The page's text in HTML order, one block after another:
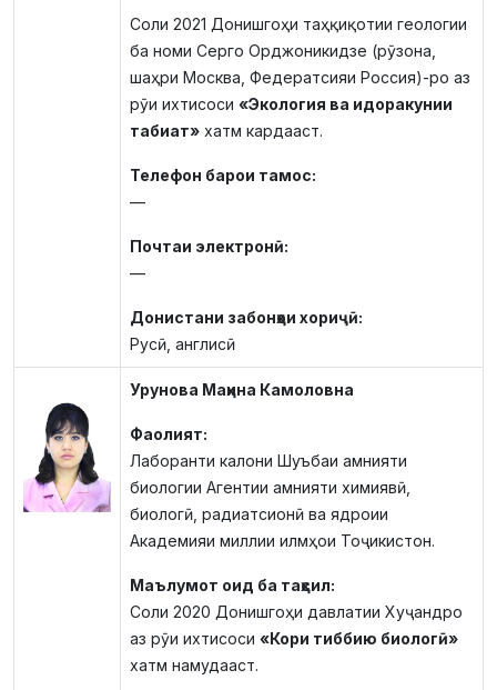
Соли 2021 Донишгоҳи таҳқиқотии геологии
ба номи Серго Орджоникидзе (рӯзона,
шаҳри Москва, Федератсияи Россия)-ро аз
рӯи ихтисоси «Экология ва идоракунии
табиат» хатм кардааст.
Телефон барои тамос:
—
Почтаи электронӣ:
—
Донистани забонҳои хориҷӣ:
Русӣ, англисӣ
Урунова Маҳина Камоловна
Фаолият:
Лаборанти калони Шуъбаи амнияти
биологии Агентии амнияти химиявӣ,
биологӣ, радиатсионӣ ва ядроии
Академияи миллии илмҳои Тоҷикистон.
Маълумот оид ба таҳсил:
Соли 2020 Донишгоҳи давлатии Хуҷандро
аз рӯи ихтисоси «Кори тиббию биологӣ»
хатм намудааст.